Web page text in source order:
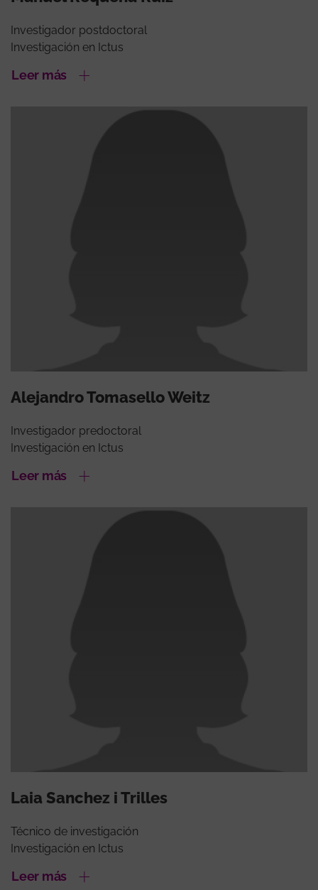
Investigador postdoctoral
Investigación en Ictus
Leer más
Alejandro Tomasello Weitz
Investigador predoctoral
Investigación en Ictus
Leer más
Laia Sanchez i Trilles
Técnico de investigación
Investigación en Ictus
Leer más